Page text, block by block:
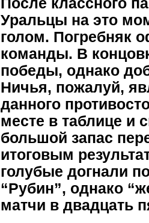
После классного
Уральцы на это
голом. Погребняк
команды. В
победы, однако
Ничья, пожалуй,
данного
месте в таблице и
большой запас
итоговым
голубые догнали
“Рубин”, однако
матчи в двадцать